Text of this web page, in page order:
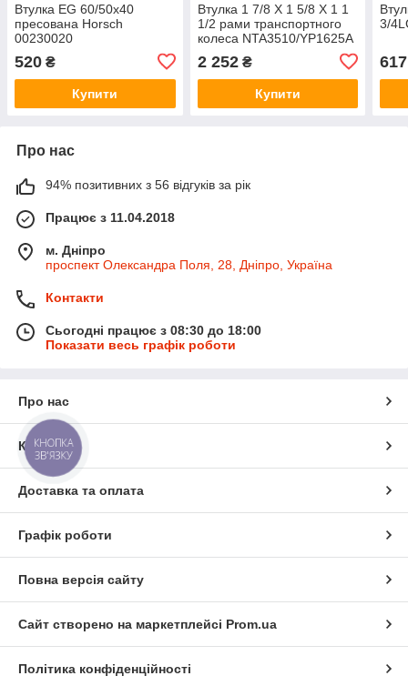
Втулка EG 60/50x40
пресована Horsch
00230020
520 ₴
Купити
Втулка 1 7/8 X 1 5/8 X 1 1
1/2 рами транспортного
колеса NTA3510/YP1625A
2 252₴
Купити
3/
617
Про нас
94% позитивних з 56 відгуків за рік
Працює з 11.04.2018
м. Дніпро
проспект Олександра Поля, 28, Дніпро, Україна
Контакти
Сьогодні працює з 08:30 до 18:00
Показати весь графік роботи
Про нас
Контакти
Доставка та оплата
Графік роботи
Повна версія сайту
Сайт створено на маркетплейсі Prom.ua
Політика конфіденційності
КНОПКА
ЗВ'ЯЗКУ